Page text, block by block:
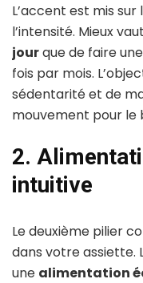
L’accent est mis
l’intensité. Mieux vaut
jourque de faire
fois par mois.
sédentarité et de
mouvement pour le
2.
intuitive
Le deuxième pilier
dans votre assiette.
une alimentation